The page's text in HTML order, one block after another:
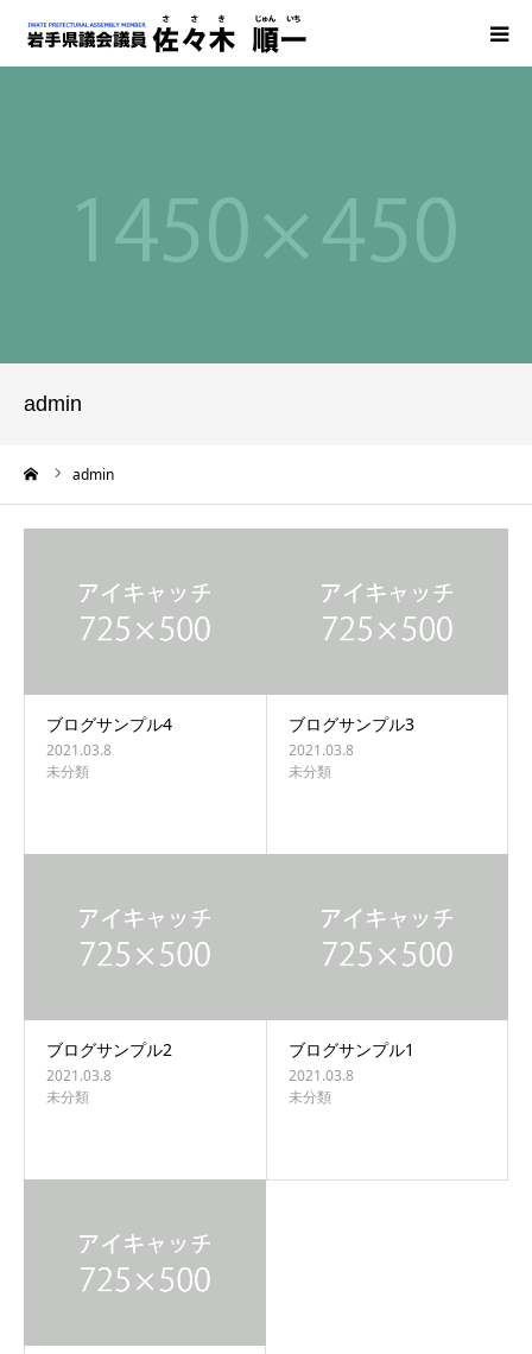
admin
admin
ブログサンプル4
2021.03.8
未分類
ブログサンプル3
2021.03.8
未分類
ブログサンプル2
2021.03.8
未分類
ブログサンプル1
2021.03.8
未分類
県議会での主な発言
お問い合わせ